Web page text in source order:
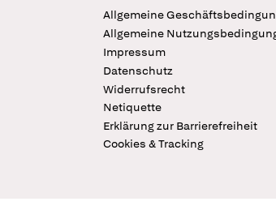
Allgemeine
Allgemeine
Impressum
Datenschutz
Widerrufsrecht
Netiquette
Erklärung zur Barrierefreiheit
Cookies & Tracking